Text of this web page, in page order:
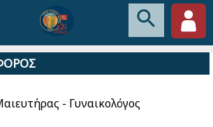
- Γυναικολόγος